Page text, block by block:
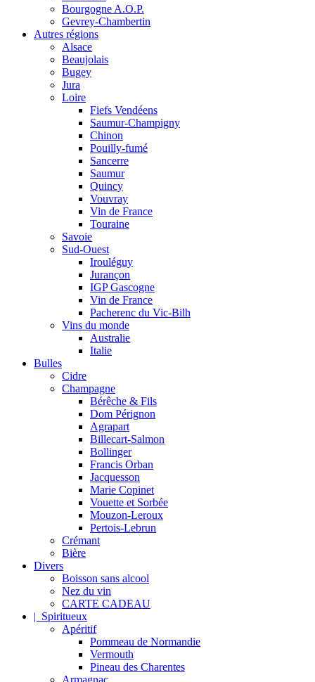
Bourgogne A.O.P.
Gevrey-Chambertin
Autres régions
Alsace
Beaujolais
Bugey
Jura
Loire
Fiefs Vendéens
Saumur-Champigny
Chinon
Pouilly-fumé
Sancerre
Saumur
Quincy
Vouvray
Vin de France
Touraine
Savoie
Sud-Ouest
Irouléguy
Jurançon
IGP Gascogne
Vin de France
Pacherenc du Vic-Bilh
Vins du monde
Australie
Italie
Bulles
Cidre
Champagne
Bérêche & Fils
Dom Pérignon
Agrapart
Billecart-Salmon
Bollinger
Francis Orban
Jacquesson
Marie Copinet
Vouette et Sorbée
Mouzon-Leroux
Pertois-Lebrun
Crémant
Bière
Divers
Boisson sans alcool
Nez du vin
CARTE CADEAU
| Spiritueux
Apéritif
Pommeau de Normandie
Vermouth
Pineau des Charentes
Armagnac